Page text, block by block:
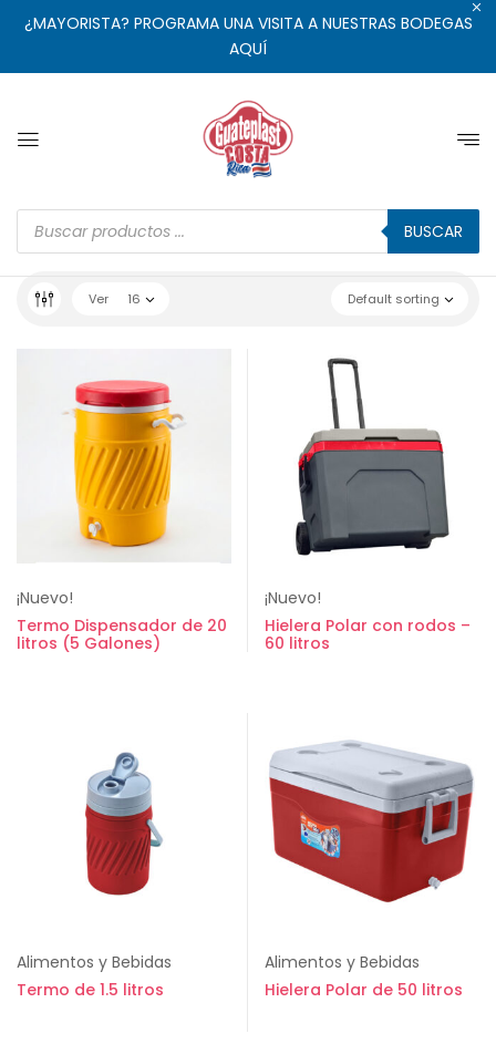
¿MAYORISTA? PROGRAMA UNA VISITA A NUESTRAS BODEGAS
AQUÍ
BUSCAR
Default sorting
Ver 16
¡Nuevo!
Termo Dispensador de 20
litros (5 Galones)
¡Nuevo!
Hielera Polar con rodos –
60 litros
Alimentos y Bebidas
Termo de 1.5 litros
Alimentos y Bebidas
Hielera Polar de 50 litros